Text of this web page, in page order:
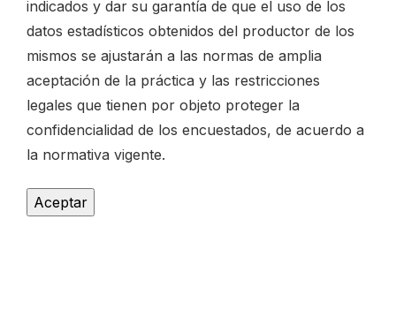
indicados y dar su garantía de que el uso de los
datos estadísticos obtenidos del productor de los
mismos se ajustarán a las normas de amplia
aceptación de la práctica y las restricciones
legales que tienen por objeto proteger la
confidencialidad de los encuestados, de acuerdo a
la normativa vigente.